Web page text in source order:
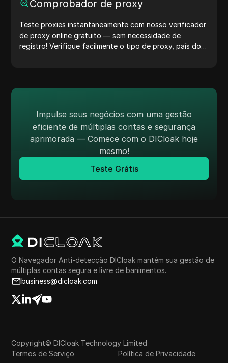
Comprobador de proxy
Teste proxies instantaneamente com nosso verificador
de proxy online gratuito — sem necessidade de
registro! Verifique facilmente o tipo de proxy, país do
Impulse seus negócios com uma gestão
eficiente de múltiplas contas e segurança
aprimorada — Comece com o DICloak hoje
mesmo!
Teste Grátis
O Navegador Anti-detecção DICloak mantém sua gestão de
múltiplas contas segura e livre de banimentos.
business@dicloak.com
Copyright© DICloak Technology Limited
Termos de Serviço
Política de Privacidade